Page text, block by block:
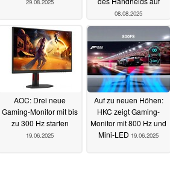
08.08.2025
AOC: Drei neue
Gaming-Monitor mit bis
zu 300 Hz starten
19.06.2025
Auf zu neuen Höhen:
HKC zeigt Gaming-
Monitor mit 800 Hz und
Mini-LED 19.06.2025